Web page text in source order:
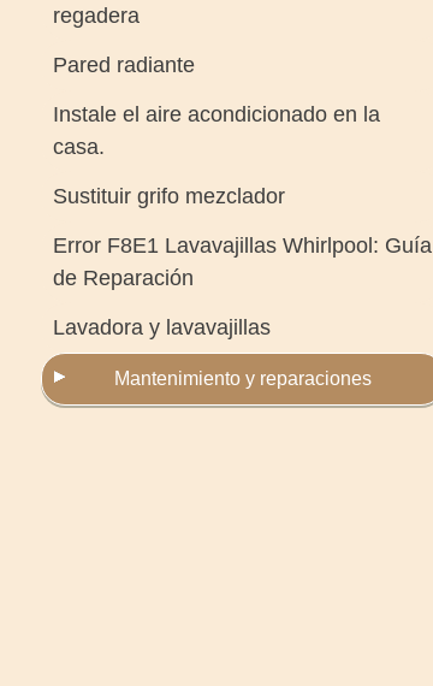
regadera
Pared radiante
Instale el aire acondicionado en la
casa.
Sustituir grifo mezclador
Error F8E1 Lavavajillas Whirlpool: Guía
de Reparación
Lavadora y lavavajillas
Mantenimiento y reparaciones